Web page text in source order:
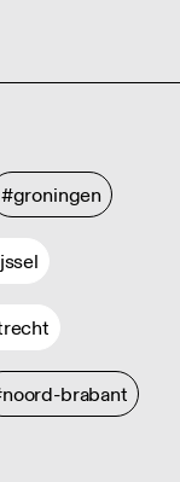
#groningen
brabant